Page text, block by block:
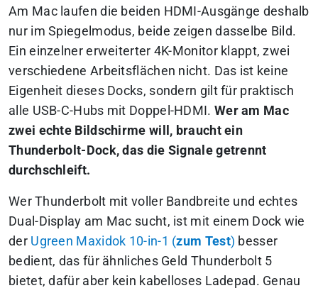
Am Mac laufen die beiden HDMI-Ausgänge deshalb
nur im Spiegelmodus, beide zeigen dasselbe Bild.
Ein einzelner erweiterter 4K-Monitor klappt, zwei
verschiedene Arbeitsflächen nicht. Das ist keine
Eigenheit dieses Docks, sondern gilt für praktisch
alle USB-C-Hubs mit Doppel-HDMI. Wer am Mac
zwei echte Bildschirme will, braucht ein
Thunderbolt-Dock, das die Signale getrennt
durchschleift.
Wer Thunderbolt mit voller Bandbreite und echtes
Dual-Display am Mac sucht, ist mit einem Dock wie
der Ugreen Maxidok 10-in-1 (zum Test) besser
bedient, das für ähnliches Geld Thunderbolt 5
bietet, dafür aber kein kabelloses Ladepad. Genau